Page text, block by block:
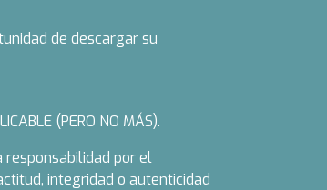
de descargar su
(PERO NO MÁS).
responsabilidad por el
integridad o autenticidad